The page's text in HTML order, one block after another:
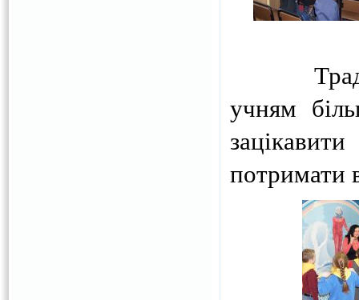
учням
потримати